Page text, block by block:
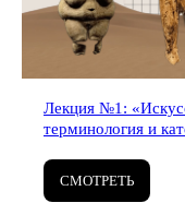
Лекция №1:
терминология и
СМОТРЕТЬ